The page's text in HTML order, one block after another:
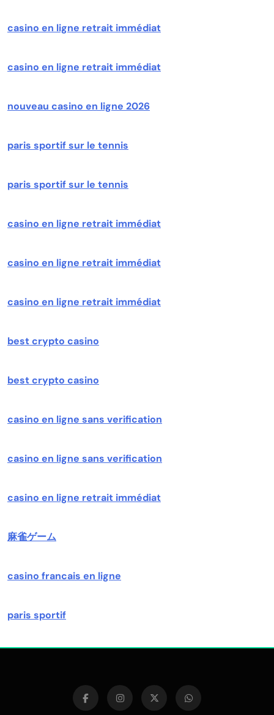
casino en ligne retrait immédiat
casino en ligne retrait immédiat
nouveau casino en ligne 2026
paris sportif sur le tennis
paris sportif sur le tennis
casino en ligne retrait immédiat
casino en ligne retrait immédiat
casino en ligne retrait immédiat
best crypto casino
best crypto casino
casino en ligne sans verification
casino en ligne sans verification
casino en ligne retrait immédiat
麻雀ゲーム
casino francais en ligne
paris sportif